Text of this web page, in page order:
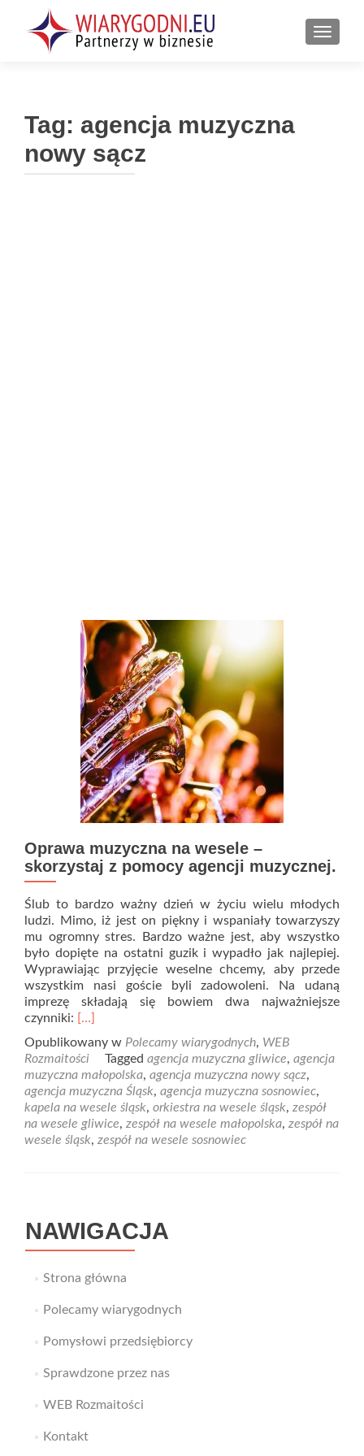
Tag: agencja muzyczna
nowy sącz
Oprawa muzyczna na wesele –
skorzystaj z pomocy agencji muzycznej.
Ślub to bardzo ważny dzień w życiu wielu młodych
ludzi. Mimo, iż jest on piękny i wspaniały towarzyszy
mu ogromny stres. Bardzo ważne jest, aby wszystko
było dopięte na ostatni guzik i wypadło jak najlepiej.
Wyprawiając przyjęcie weselne chcemy, aby przede
wszystkim nasi goście byli zadowoleni. Na udaną
imprezę składają się bowiem dwa najważniejsze
czynniki: Read
about
Oprawa
muzyczna
na
wesele
–
skorzystaj
[…]
Opublikowany w Polecamy wiarygodnych, WEB
Rozmaitości
Tagged agencja muzyczna gliwice, agencja
muzyczna małopolska, agencja muzyczna nowy sącz,
agencja muzyczna Śląsk, agencja muzyczna sosnowiec,
kapela na wesele śląsk, orkiestra na wesele śląsk, zespół
na wesele gliwice, zespół na wesele małopolska, zespół na
wesele śląsk, zespół na wesele sosnowiec
NAWIGACJA
Strona główna
Polecamy wiarygodnych
Pomysłowi przedsiębiorcy
Sprawdzone przez nas
WEB Rozmaitości
Kontakt